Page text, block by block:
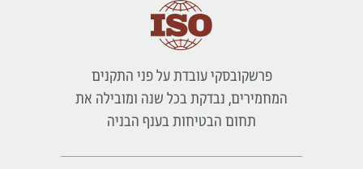
פרשקובסקי עובדת על פני התקנים
המחמירים, נבדקת בכל שנה ומובילה את
תחום הבטיחות בענף הבניה